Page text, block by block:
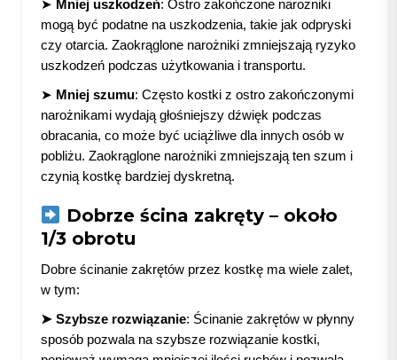
➤ Mniej uszkodzeń: Ostro zakończone narożniki
mogą być podatne na uszkodzenia, takie jak odpryski
czy otarcia. Zaokrąglone narożniki zmniejszają ryzyko
uszkodzeń podczas użytkowania i transportu.
➤ Mniej szumu: Często kostki z ostro zakończonymi
narożnikami wydają głośniejszy dźwięk podczas
obracania, co może być uciążliwe dla innych osób w
pobliżu. Zaokrąglone narożniki zmniejszają ten szum i
czynią kostkę bardziej dyskretną.
Dobrze ścina zakręty – około
1/3 obrotu
Dobre ścinanie zakrętów przez kostkę ma wiele zalet,
w tym:
➤ Szybsze rozwiązanie: Ścinanie zakrętów w płynny
sposób pozwala na szybsze rozwiązanie kostki,